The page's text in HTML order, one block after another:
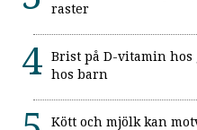
raster
Brist på D-vitamin
hos barn
Kött och mjölk kan